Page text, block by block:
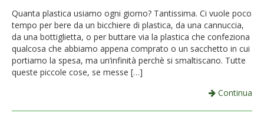
Quanta plastica usiamo ogni giorno? Tantissima. Ci vuole poco
tempo per bere da un bicchiere di plastica, da una cannuccia,
da una bottiglietta, o per buttare via la plastica che confeziona
qualcosa che abbiamo appena comprato o un sacchetto in cui
portiamo la spesa, ma un’infinità perchè si smaltiscano. Tutte
queste piccole cose, se messe […]
Continua